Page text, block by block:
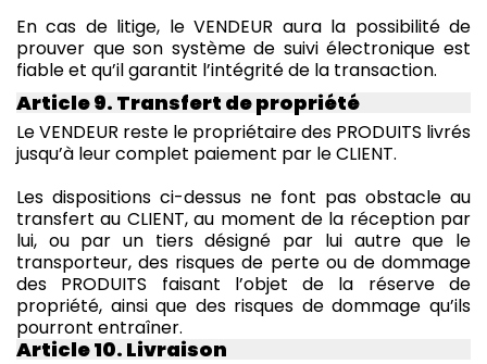
En cas de litige, le VENDEUR aura la possibilité de
prouver que son système de suivi électronique est
fiable et qu’il garantit l’intégrité de la transaction.
Article 9. Transfert de propriété
Le VENDEUR reste le propriétaire des PRODUITS livrés
jusqu’à leur complet paiement par le CLIENT.
Les dispositions ci-dessus ne font pas obstacle au
transfert au CLIENT, au moment de la réception par
lui, ou par un tiers désigné par lui autre que le
transporteur, des risques de perte ou de dommage
des PRODUITS faisant l’objet de la réserve de
propriété, ainsi que des risques de dommage qu’ils
pourront entraîner.
Article 10. Livraison